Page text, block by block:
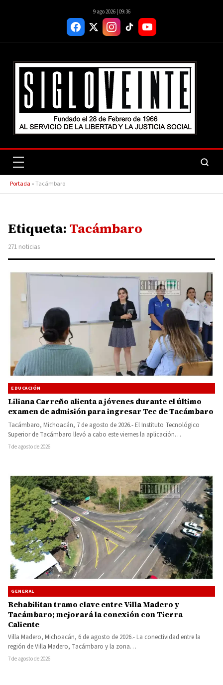
9 ago 2026 | 09:36
Portada »Tacámbaro
Etiqueta:Tacámbaro
271 noticias
EDUCACIÓN
Liliana Carreño alienta a jóvenes durante el último
examen de admisión para ingresar Tec de Tacámbaro
Tacámbaro, Michoacán, 7 de agosto de 2026.- El Instituto Tecnológico
Superior de Tacámbaro llevó a cabo este viernes la aplicación…
7 de agosto de 2026
GENERAL
Rehabilitan tramo clave entre Villa Madero y
Tacámbaro; mejorará la conexión con Tierra
Caliente
Villa Madero, Michoacán, 6 de agosto de 2026.- La conectividad entre la
región de Villa Madero, Tacámbaro y la zona…
7 de agosto de 2026